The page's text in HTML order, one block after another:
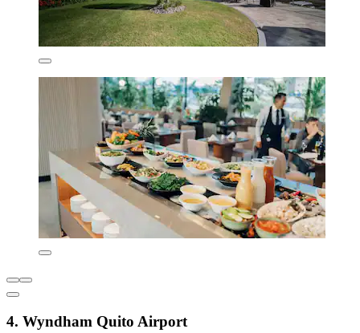
4. Wyndham Quito Airport